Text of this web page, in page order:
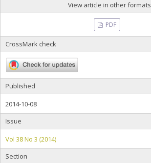
View article in other formats
PDF
CrossMark check
Published
2014-10-08
Issue
Vol 38 No 3 (2014)
Section